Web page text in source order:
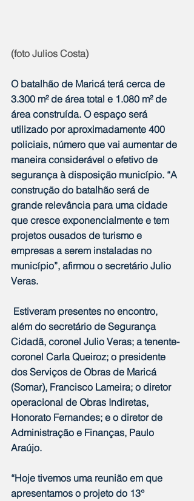
(foto Julios Costa)
O batalhão de Maricá terá cerca de
3.300 m² de área total e 1.080 m² de
área construída. O espaço será
utilizado por aproximadamente 400
policiais, número que vai aumentar de
maneira considerável o efetivo de
segurança à disposição município. “A
construção do batalhão será de
grande relevância para uma cidade
que cresce exponencialmente e tem
projetos ousados de turismo e
empresas a serem instaladas no
município”, afirmou o secretário Julio
Veras.
Estiveram presentes no encontro,
além do secretário de Segurança
Cidadã, coronel Julio Veras; a tenente-
coronel Carla Queiroz; o presidente
dos Serviços de Obras de Maricá
(Somar), Francisco Lameira; o diretor
operacional de Obras Indiretas,
Honorato Fernandes; e o diretor de
Administração e Finanças, Paulo
Araújo.
“Hoje tivemos uma reunião em que
apresentamos o projeto do 13°